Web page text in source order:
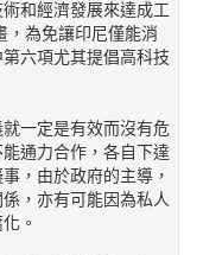
和經濟發展來達成工
，為免讓印尼僅能消
六項尤其提倡高科技
一定是有效而沒有危
通力合作，各自下達
，由於政府的主導，
，亦有可能因為私人
。